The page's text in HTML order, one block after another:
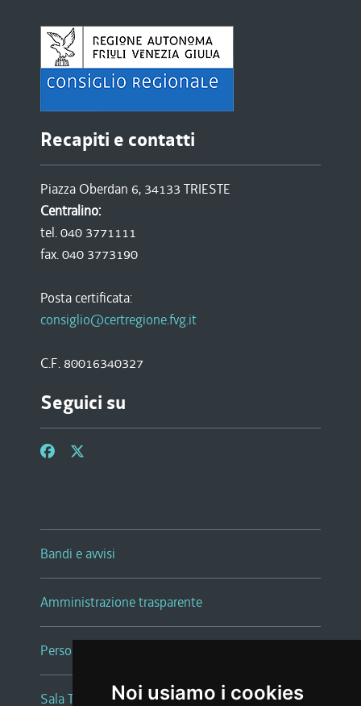
Noi usiamo i cookies
Recapiti e contatti
Piazza Oberdan 6, 34133 TRIESTE
Centralino:
tel. 040 3771111
fax. 040 3773190
Posta certificata:
consiglio@certregione.fvg.it
C.F. 80016340327
Seguici su
Bandi e avvisi
Amministrazione trasparente
Persone e Uffici
Sala Tiziano Tessitori